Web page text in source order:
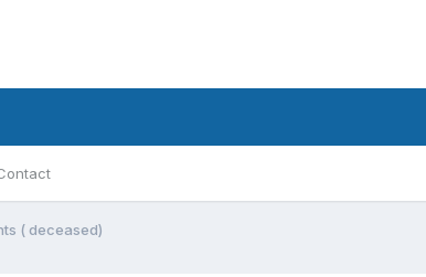
( deceased)